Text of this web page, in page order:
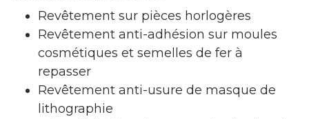
Revêtement sur pièces horlogères
Revêtement anti-adhésion sur moules
cosmétiques et semelles de fer à
repasser
Revêtement anti-usure de masque de
lithographie